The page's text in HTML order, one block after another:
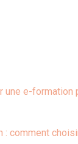
une e-formation
: comment